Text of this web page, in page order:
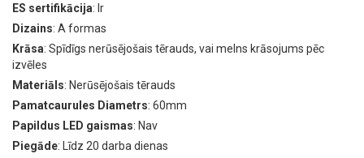
ES sertifikācija: Ir
Dizains: A formas
Krāsa: Spīdīgs nerūsējošais tērauds, vai melns krāsojums pēc
izvēles
Materiāls: Nerūsējošais tērauds
Pamatcaurules Diametrs: 60mm
Papildus LED gaismas: Nav
Piegāde: Līdz 20 darba dienas